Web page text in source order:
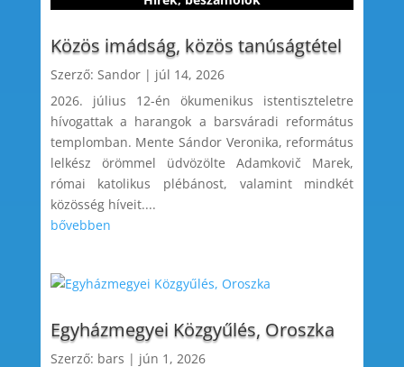
Közös imádság, közös tanúságtétel
Szerző: Sandor| júl 14, 2026
2026. július 12-én ökumenikus istentiszteletre
hívogattak a harangok a barsváradi református
templomban. Mente Sándor Veronika, református
lelkész örömmel üdvözölte Adamkovič Marek,
római katolikus plébánost, valamint mindkét
közösség híveit....
bővebben
Egyházmegyei Közgyűlés, Oroszka
Szerző: bars | jún 1, 2026